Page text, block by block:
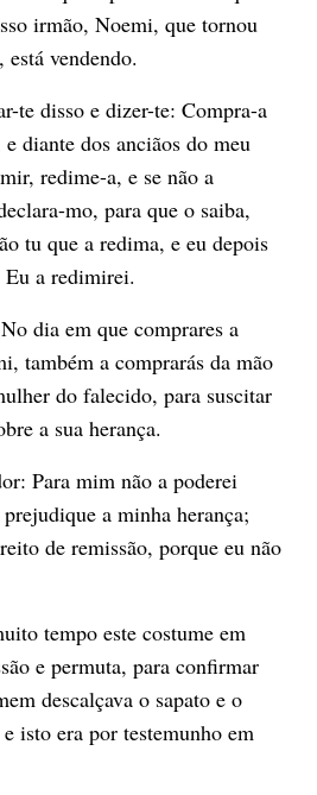
irmão, Noemi, que tornou
vendendo.
te disso e dizer-te: Compra-a
diante dos anciãos do meu
redime-a, e se não a
mo, para que o saiba,
tu que a redima, e eu depois
a redimirei.
dia em que comprares a
também a comprarás da mão
do falecido, para suscitar
a sua herança.
Para mim não a poderei
a minha herança;
de remissão, porque eu não
tempo este costume em
e permuta, para confirmar
descalçava o sapato e o
isto era por testemunho em